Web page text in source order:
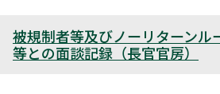
被規制者等及びノーリターンル
等との面談記録（長官官房）